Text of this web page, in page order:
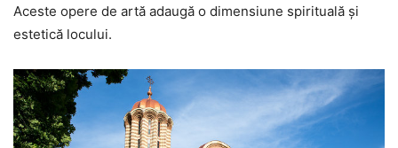
Aceste opere de artă adaugă o dimensiune spirituală și
estetică locului.